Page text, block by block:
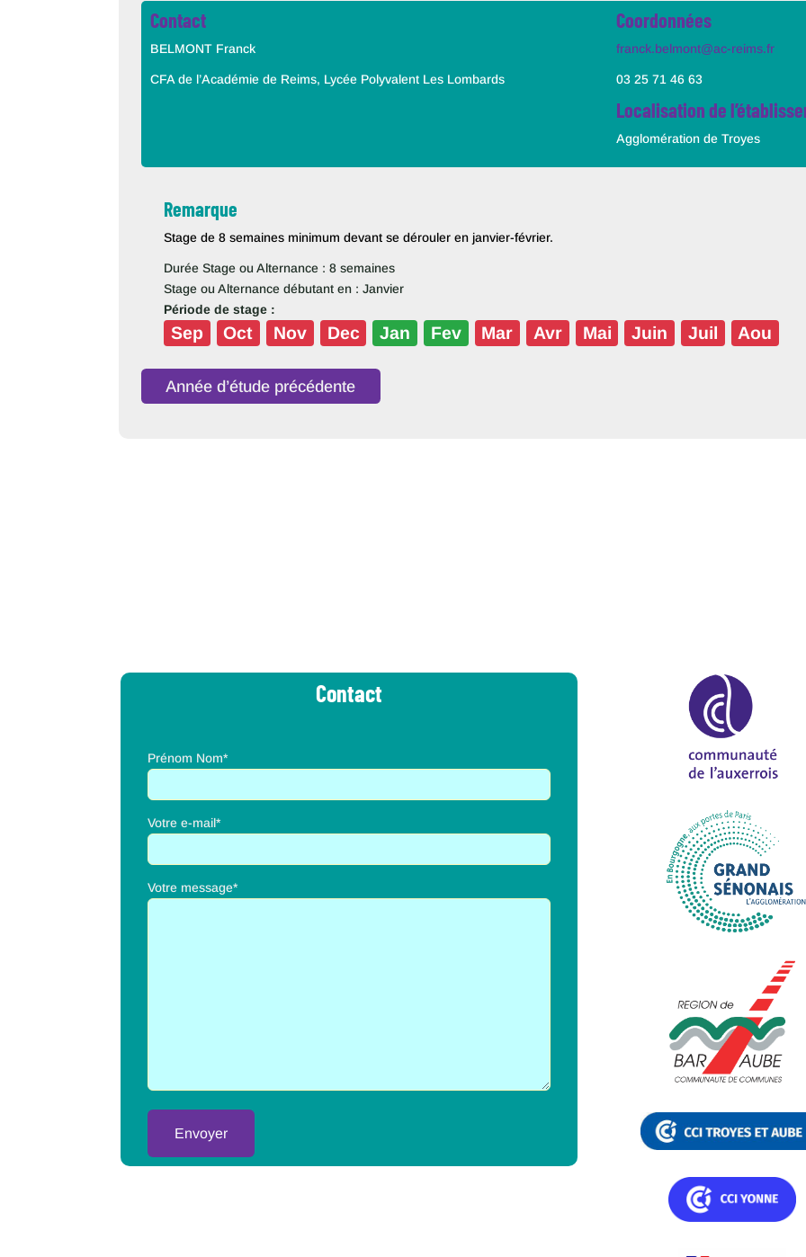
Contact
BELMONT Franck
CFA de l’Académie de Reims, Lycée Polyvalent Les Lombards
Coordonnées
franck.belmont@ac-reims.fr
03 25 71 46 63
Localisation de
Agglomération de Troyes
Remarque
Stage de 8 semaines minimum devant se dérouler en janvier-février.
Durée Stage ou Alternance : 8 semaines
Stage ou Alternance débutant en : Janvier
Période de stage :
Sep Oct Nov Dec Jan Fev Mar Avr Mai Juin Juil Aou
Année d’étude précédente
Contact
Prénom Nom*
Votre e-mail*
Votre message*
Alternative: